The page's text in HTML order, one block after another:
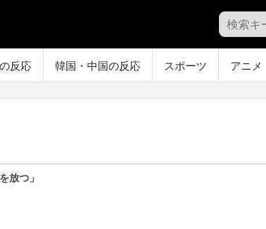
反応 韓国・中国の反応 スポーツ アニメ
放つ」